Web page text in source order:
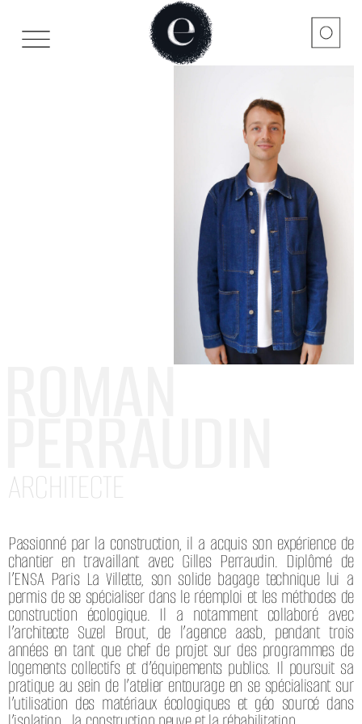
ROMAN
ARCHITECTE
Passionné par la construction, il a acquis son expérience de
chantier en travaillant avec Gilles Perraudin. Diplômé de
l’ENSA Paris La Villette, son solide bagage technique lui a
permis de se spécialiser dans le réemploi et les méthodes de
construction écologique. Il a notamment collaboré avec
l’architecte Suzel Brout, de l’agence aasb, pendant trois
années en tant que chef de projet sur des programmes de
logements collectifs et d’équipements publics. Il poursuit sa
pratique au sein de l’atelier entourage en se spécialisant sur
l’utilisation des matériaux écologiques et géo sourcé dans